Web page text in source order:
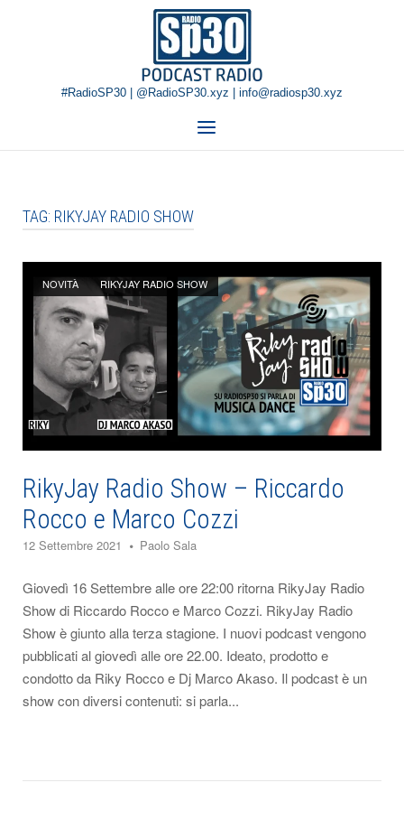
Home
#RadioSP30 | @RadioSP30.xyz | info@radiosp30.xyz
Menu
TAG: RIKYJAY RADIO SHOW
NOVITÀ RIKYJAY RADIO SHOW
Open post
RikyJay Radio Show – Riccardo
Rocco e Marco Cozzi
12 Settembre 2021 Paolo Sala
Giovedì 16 Settembre alle ore 22:00 ritorna RikyJay Radio
Show di Riccardo Rocco e Marco Cozzi. RikyJay Radio
Show è giunto alla terza stagione. I nuovi podcast vengono
pubblicati al giovedì alle ore 22.00. Ideato, prodotto e
condotto da Riky Rocco e Dj Marco Akaso. Il podcast è un
show con diversi contenuti: si parla...